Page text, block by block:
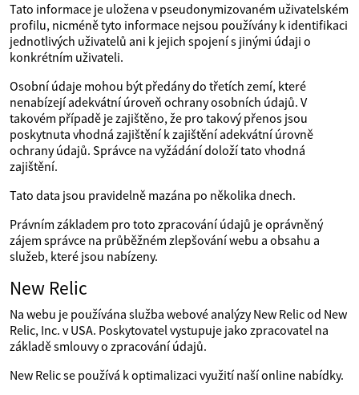
Tato informace je uložena v pseudonymizovaném uživatelském
profilu, nicméně tyto informace nejsou používány k identifikaci
jednotlivých uživatelů ani k jejich spojení s jinými údaji o
konkrétním uživateli.
Osobní údaje mohou být předány do třetích zemí, které
nenabízejí adekvátní úroveň ochrany osobních údajů. V
takovém případě je zajištěno, že pro takový přenos jsou
poskytnuta vhodná zajištění k zajištění adekvátní úrovně
ochrany údajů. Správce na vyžádání doloží tato vhodná
zajištění.
Tato data jsou pravidelně mazána po několika dnech.
Právním základem pro toto zpracování údajů je oprávněný
zájem správce na průběžném zlepšování webu a obsahu a
služeb, které jsou nabízeny.
New Relic
Na webu je používána služba webové analýzy New Relic od New
Relic, Inc. v USA. Poskytovatel vystupuje jako zpracovatel na
základě smlouvy o zpracování údajů.
New Relic se používá k optimalizaci využití naší online nabídky.